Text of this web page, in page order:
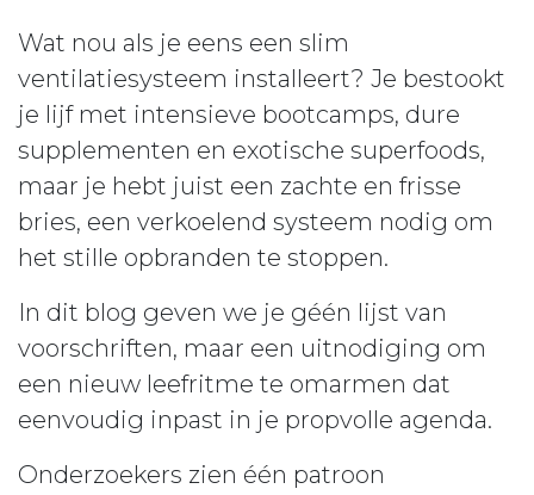
Wat nou als je eens een slim
ventilatiesysteem installeert? Je bestookt
je lijf met intensieve bootcamps, dure
supplementen en exotische superfoods,
maar je hebt juist een zachte en frisse
bries, een verkoelend systeem nodig om
het stille opbranden te stoppen.
In dit blog geven we je géén lijst van
voorschriften, maar een uitnodiging om
een nieuw leefritme te omarmen dat
eenvoudig inpast in je propvolle agenda.
Onderzoekers zien één patroon